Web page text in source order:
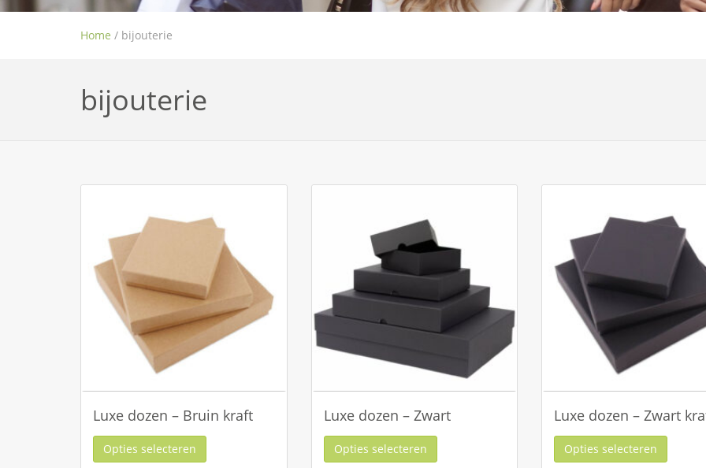
Home / bijouterie
bijouterie
Luxe dozen – Bruin kraft
Opties selecteren
Luxe dozen – Zwart
Opties selecteren
Luxe dozen – Zwart
Opties selecteren